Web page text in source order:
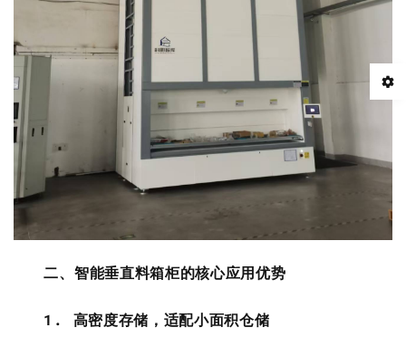
二、智能垂直料箱柜的核心应用优势
1. 高密度存储，适配小面积仓储